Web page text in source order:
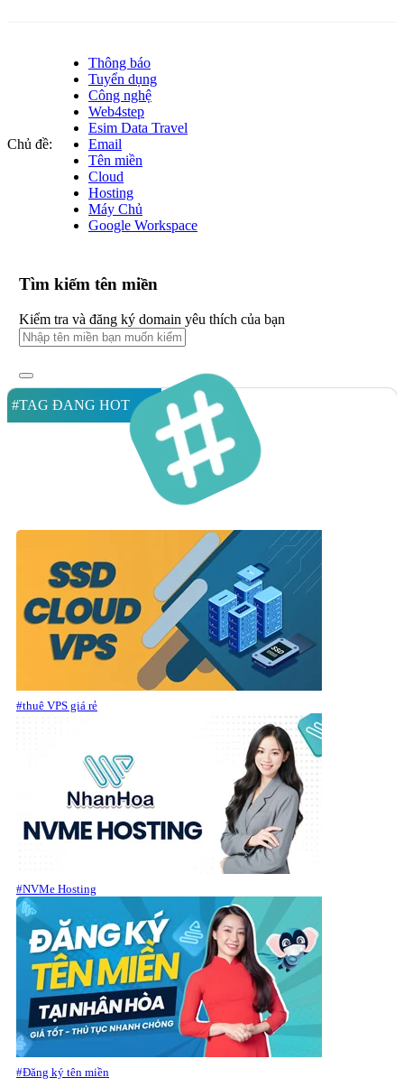
Chủ đề:
Thông báo
Tuyển dụng
Công nghệ
Web4step
Esim Data Travel
Email
Tên miền
Cloud
Hosting
Máy Chủ
Google Workspace
Tìm kiếm tên miền
Kiểm tra và đăng ký domain yêu thích của bạn
#TAG ĐANG HOT
#thuê VPS giá rẻ
#NVMe Hosting
#Đăng ký tên miền